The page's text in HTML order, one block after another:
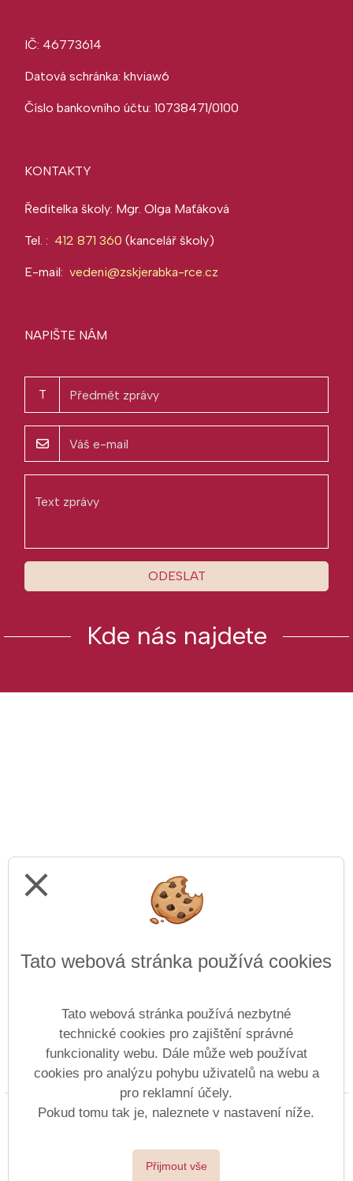
IČ: 46773614
Datová schránka: khviaw6
Číslo bankovního účtu: 10738471/0100
KONTAKTY
Ředitelka školy: Mgr. Olga Maťáková
Tel. : 412 871 360 (kancelář školy)
E-mail: vedeni@zskjerabka-rce.cz
NAPIŠTE NÁM
T
ODESLAT
Kde nás najdete
Prohlášení o přístupnosti Mapa webu Cookies
Copyright © 2019 - 2026 ZŠ Karla Jeřábka, Roudnice &
close
Tato webová stránka používá cookies
Tato webová stránka používá nezbytné
technické cookies pro zajištění správné
funkcionality webu. Dále může web používat
cookies pro analýzu pohybu uživatelů na webu a
pro reklamní účely.
Pokud tomu tak je, naleznete v nastavení níže.
Přijmout vše